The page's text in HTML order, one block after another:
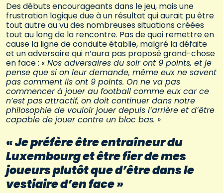
Des débuts encourageants dans le jeu, mais une
frustration logique due à un résultat qui aurait pu être
tout autre au vu des nombreuses situations créées
tout au long de la rencontre. Pas de quoi remettre en
cause la ligne de conduite établie, malgré la défaite
et un adversaire qui n’aura pas proposé grand-chose
en face : « Nos adversaires du soir ont 9 points, et je
pense que si on leur demande, même eux ne savent
pas comment ils ont 9 points. On ne va pas
commencer à jouer au football comme eux car ce
n’est pas attractif, on doit continuer dans notre
philosophie de vouloir jouer depuis l’arrière et d’être
capable de jouer contre un bloc bas. »
« Je préfère être entraîneur du
Luxembourg et être fier de mes
joueurs plutôt que d’être dans le
vestiaire d’en face »